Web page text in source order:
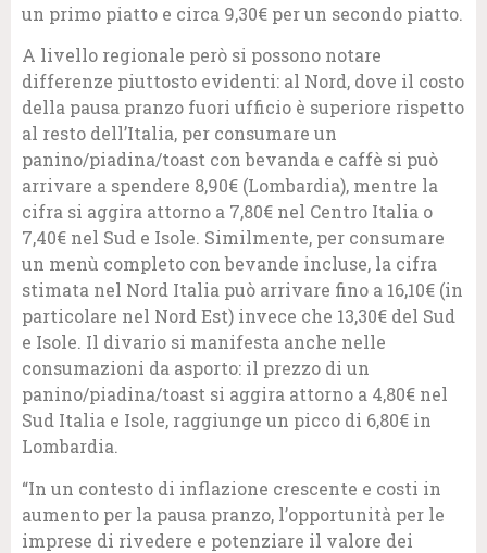
un primo piatto e circa 9,30€ per un secondo piatto.
A livello regionale però si possono notare
differenze piuttosto evidenti: al Nord, dove il costo
della pausa pranzo fuori ufficio è superiore rispetto
al resto dell’Italia, per consumare un
panino/piadina/toast con bevanda e caffè si può
arrivare a spendere 8,90€ (Lombardia), mentre la
cifra si aggira attorno a 7,80€ nel Centro Italia o
7,40€ nel Sud e Isole. Similmente, per consumare
un menù completo con bevande incluse, la cifra
stimata nel Nord Italia può arrivare fino a 16,10€ (in
particolare nel Nord Est) invece che 13,30€ del Sud
e Isole. Il divario si manifesta anche nelle
consumazioni da asporto: il prezzo di un
panino/piadina/toast si aggira attorno a 4,80€ nel
Sud Italia e Isole, raggiunge un picco di 6,80€ in
Lombardia.
“In un contesto di inflazione crescente e costi in
aumento per la pausa pranzo, l’opportunità per le
imprese di rivedere e potenziare il valore dei